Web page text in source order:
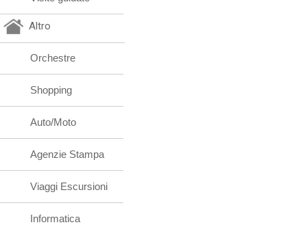
Altro
Orchestre
Shopping
Auto/Moto
Agenzie Stampa
Viaggi Escursioni
Informatica